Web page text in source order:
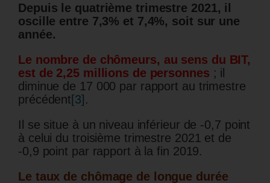
Depuis le quatrième trimestre 2021, il
oscille entre 7,3% et 7,4%, soit sur une
année.
Le nombre de chômeurs, au sens du BIT,
est de 2,25 millions de personnes ; il
diminue de 17 000 par rapport au trimestre
précédent[3] .
Il se situe à un niveau inférieur de -0,7 point
à celui du troisième trimestre 2021 et de
-0,9 point par rapport à la fin 2019.
Le taux de chômage de longue durée